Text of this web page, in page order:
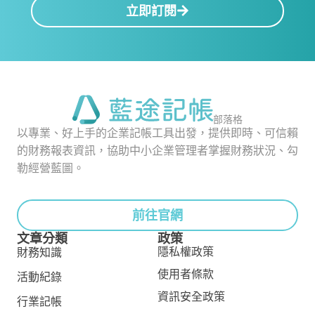
立即訂閱
部落格
以專業、好上手的企業記帳工具出發，提供即時、可信賴
的財務報表資訊，協助中小企業管理者掌握財務狀況、勾
勒經營藍圖。
前往官網
文章分類
財務知識
活動紀錄
行業記帳
政策
隱私權政策
使用者條款
資訊安全政策